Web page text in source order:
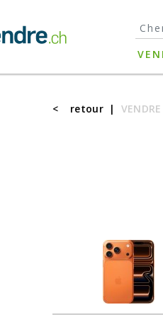
< retour | VENDRE